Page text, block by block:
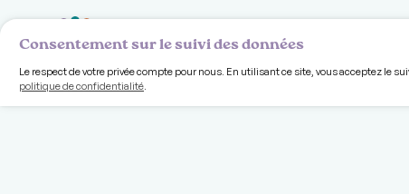
Consentement sur le suivi des données
Le respect de votre privée compte pour nous. En utilisant ce site, vous acceptez le
politique de confidentialité.